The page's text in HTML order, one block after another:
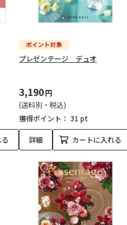
プレゼンテージ デュオ
3,190円
(送料別・税込)
獲得ポイント： 31 pt
詳細 カートに入れる